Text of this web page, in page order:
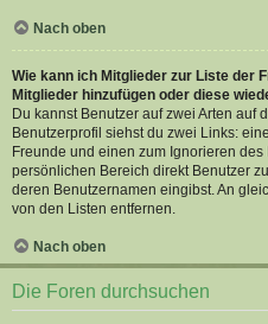
Nach oben
Wie kann ich Mitglieder zur Liste der
Mitglieder hinzufügen oder diese
Du kannst Benutzer auf zwei Arten auf
Benutzerprofil siehst du zwei Links:
Freunde und einen zum Ignorieren
persönlichen Bereich direkt Benutzer
deren Benutzernamen eingibst. An
von den Listen entfernen.
Nach oben
Die Foren durchsuchen